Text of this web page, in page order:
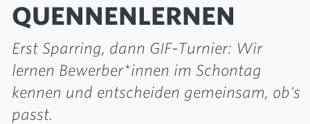
QUENNENLERNEN
Erst Sparring, dann GIF-Turnier: Wir
lernen Bewerber*innen im Schontag
kennen und entscheiden gemeinsam, ob's
passt.